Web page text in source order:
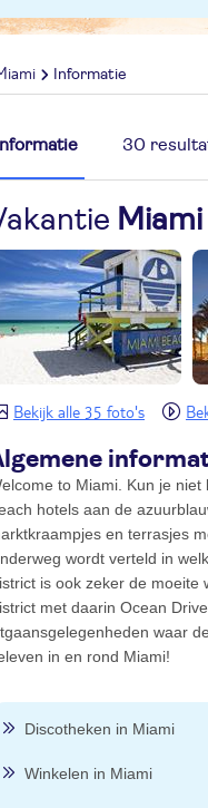
Informatie
Informatie 30
Miami
Bekijk alle 35 foto's
to Miami. Kun je
hotels aan de
en terrasjes
wordt verteld in
is ook zeker de moeite
met daarin Ocean
waar
in en rond Miami!
Discotheken in Miami
Winkelen in Miami